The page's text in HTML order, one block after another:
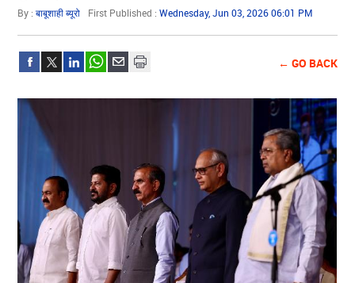
By :बाबूशाही ब्यूरो First Published :Wednesday, Jun 03, 2026 06:01 PM
← GO BACK